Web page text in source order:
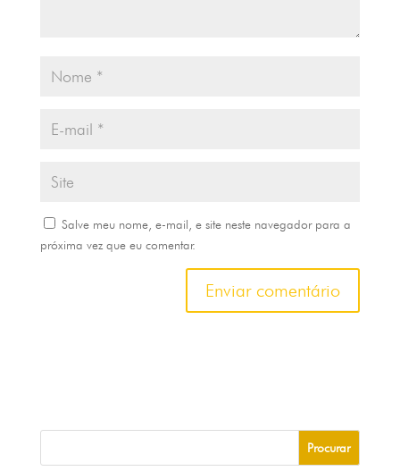
Salve meu nome, e-mail, e site neste navegador para a
próxima vez que eu comentar.